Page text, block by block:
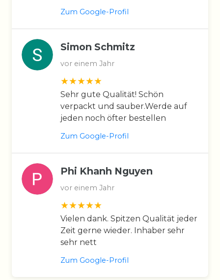
Zum Google-Profil
Simon Schmitz
vor einem Jahr
Sehr gute Qualität! Schön
verpackt und sauber.Werde auf
jeden noch öfter bestellen
Zum Google-Profil
Phi Khanh Nguyen
vor einem Jahr
Vielen dank. Spitzen Qualität jeder
Zeit gerne wieder. Inhaber sehr
sehr nett
Zum Google-Profil